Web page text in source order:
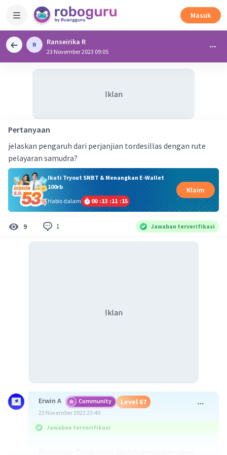
Masuk
Ranseirika R
23 November 2023 09:05
Iklan
Pertanyaan
jelaskan pengaruh dari perjanjian tordesillas dengan rute
pelayaran samudra?
Ikuti Tryout SNBT & Menangkan E-Wallet
100rb
Habis dalam
00 :13 :11 :15
Klaim
9 1 Jawaban terverifikasi
Iklan
Erwin A Community Level 67
23 November 2023 23:40
Jawaban terverifikasi